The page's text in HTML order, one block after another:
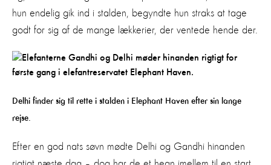
hun endelig gik ind i stalden, begyndte hun straks at tage
godt for sig af de mange lækkerier, der ventede hende der.
Delhi finder sig til rette i stalden i Elephant Haven efter sin lange
rejse.
Efter en god nats søvn mødte Delhi og Gandhi hinanden